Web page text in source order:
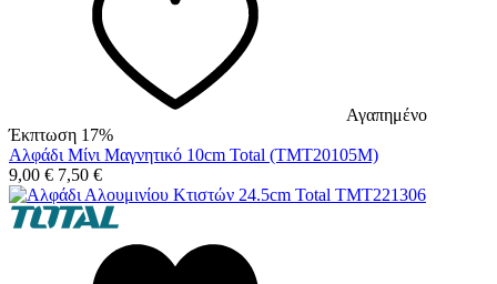
Αγαπημένο
Έκπτωση 17%
Αλφάδι Μίνι Μαγνητικό 10cm Total (TMT20105M)
9,00 € 7,50 €